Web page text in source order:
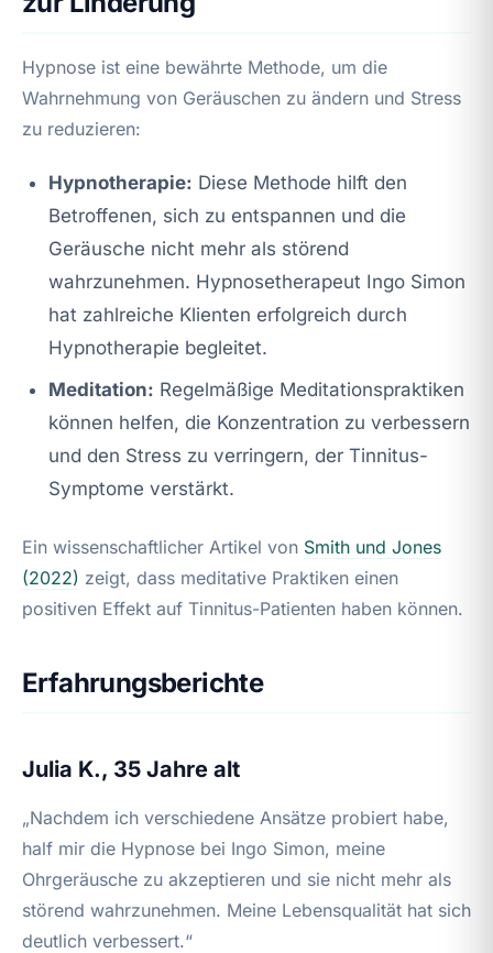
Hypnose ist eine bewährte Methode, um die
Wahrnehmung von Geräuschen zu ändern und Stress
zu reduzieren:
Hypnotherapie: Diese Methode hilft den
Betroffenen, sich zu entspannen und die
Geräusche nicht mehr als störend
wahrzunehmen. Hypnosetherapeut Ingo Simon
hat zahlreiche Klienten erfolgreich durch
Hypnotherapie begleitet.
Meditation: Regelmäßige Meditationspraktiken
können helfen, die Konzentration zu verbessern
und den Stress zu verringern, der Tinnitus-
Symptome verstärkt.
Ein wissenschaftlicher Artikel von Smith und Jones
(2022) zeigt, dass meditative Praktiken einen
positiven Effekt auf Tinnitus-Patienten haben können.
Erfahrungsberichte
Julia K., 35 Jahre alt
„Nachdem ich verschiedene Ansätze probiert habe,
half mir die Hypnose bei Ingo Simon, meine
Ohrgeräusche zu akzeptieren und sie nicht mehr als
störend wahrzunehmen. Meine Lebensqualität hat sich
deutlich verbessert.“